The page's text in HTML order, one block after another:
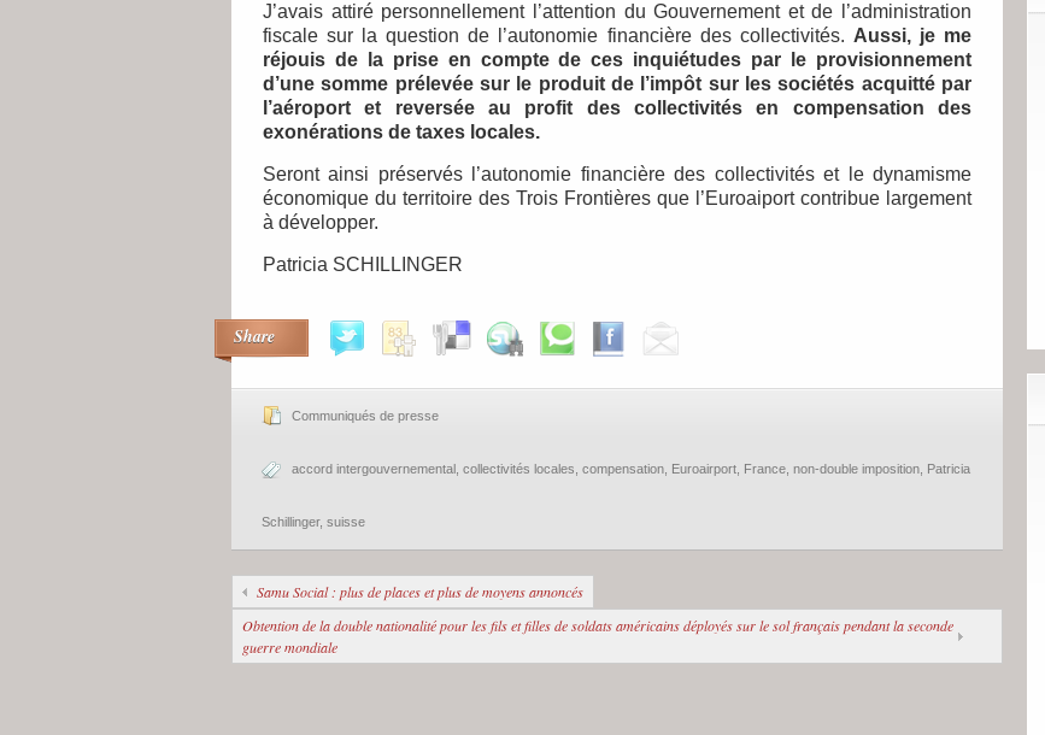
J’avais attiré personnellement l’attention du Gouvernement et de l’administration
fiscale sur la question de l’autonomie financière des collectivités. Aussi, je me
réjouis de la prise en compte de ces inquiétudes par le provisionnement
d’une somme prélevée sur le produit de l’impôt sur les sociétés acquitté par
l’aéroport et reversée au profit des collectivités en compensation des
exonérations de taxes locales.
Seront ainsi préservés l’autonomie financière des collectivités et le dynamisme
économique du territoire des Trois Frontières que l’Euroaiport contribue largement
à développer.
Patricia SCHILLINGER
Share
Communiqués de presse
accord intergouvernemental collectivités locales compensation Euroairport France non-double imposition Patricia
Schillinger, suisse
Samu Social : plus de places et plus de moyens annoncés
Obtention de la double nationalité pour les fils et filles de soldats américains déployés sur le sol français pendant la seconde
guerre mondiale